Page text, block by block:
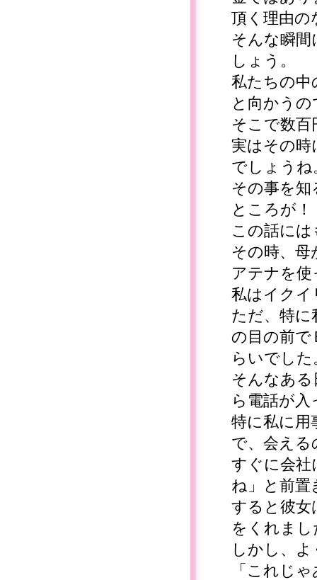
頂く理由の
そんな瞬
しょう。
私たちの中
と向かうの
そこで数
実はその時
でしょうね
その事を
ところが！
この話に
その時、
アテナを
私はイク
ただ、特に
の目の前で
らいでした
そんなあ
ら電話が
特に私に用
で、会え
すぐに会社
ね」と前置
すると彼女
をくれまし
しかし、
「これじ